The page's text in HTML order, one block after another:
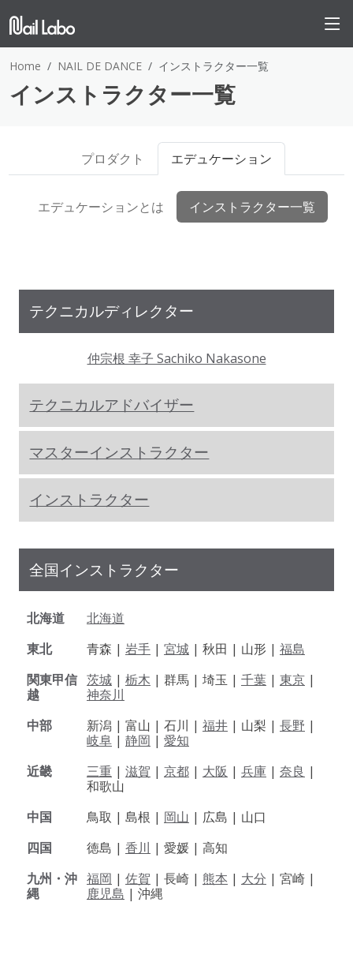
Home NAIL DE DANCE インストラクター一覧
インストラクター一覧
プロダクト エデュケーション
エデュケーションとは インストラクター一覧
テクニカルディレクター
仲宗根 幸子 Sachiko Nakasone
テクニカルアドバイザー
マスターインストラクター
インストラクター
全国インストラクター
北海道
北海道
東北
青森 | 岩手 | 宮城 | 秋田 | 山形 | 福島
関東甲信
越
茨城 | 栃木 | 群馬 | 埼玉 | 千葉 | 東京 |
神奈川
中部
新潟 | 富山 | 石川 | 福井 | 山梨 | 長野 |
岐阜 | 静岡 | 愛知
近畿
三重 | 滋賀 | 京都 | 大阪 | 兵庫 | 奈良 |
和歌山
中国
鳥取 | 島根 | 岡山 | 広島 | 山口
四国
徳島 | 香川 | 愛媛 | 高知
九州・沖
縄
福岡 | 佐賀 | 長崎 | 熊本 | 大分 | 宮崎 |
鹿児島 | 沖縄